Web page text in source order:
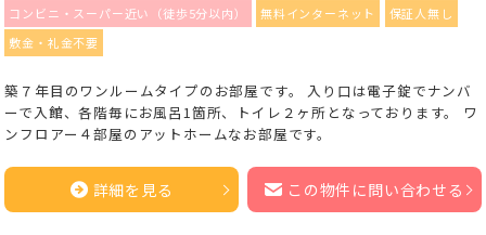
コンビニ・スーパー近い（徒歩5分以内）
無料インターネット
保証人無し
敷金・礼金不要
築７年目のワンルームタイプのお部屋です。 入り口は電子錠でナンバ
ーで入館、各階毎にお風呂1箇所、トイレ２ヶ所となっております。 ワ
ンフロアー４部屋のアットホームなお部屋です。
詳細を見る この物件に問い合わせる